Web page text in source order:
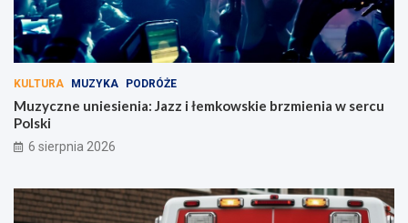
KULTURA MUZYKA PODRÓŻE
Muzyczne uniesienia: Jazz i łemkowskie brzmienia w sercu
Polski
6 sierpnia 2026